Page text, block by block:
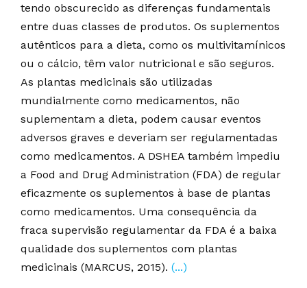
tendo obscurecido as diferenças fundamentais
entre duas classes de produtos. Os suplementos
autênticos para a dieta, como os multivitamínicos
ou o cálcio, têm valor nutricional e são seguros.
As plantas medicinais são utilizadas
mundialmente como medicamentos, não
suplementam a dieta, podem causar eventos
adversos graves e deveriam ser regulamentadas
como medicamentos. A DSHEA também impediu
a Food and Drug Administration (FDA) de regular
eficazmente os suplementos à base de plantas
como medicamentos. Uma consequência da
fraca supervisão regulamentar da FDA é a baixa
qualidade dos suplementos com plantas
medicinais (MARCUS, 2015). (...)